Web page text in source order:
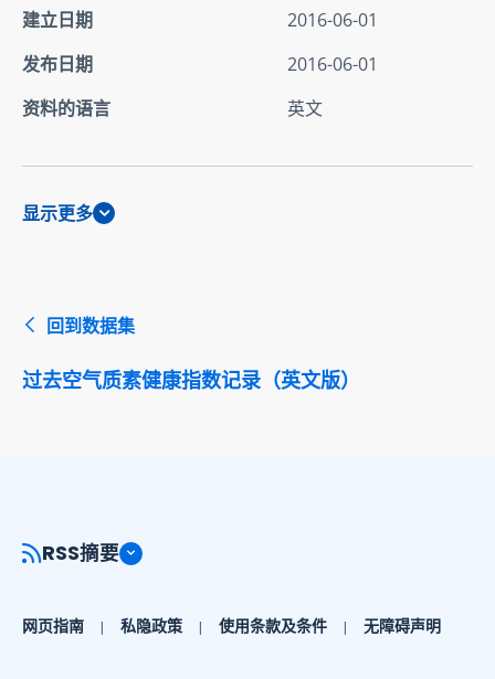
建立日期
2016-06-01
发布日期
2016-06-01
资料的语言
英文
显示更多
回到数据集
过去空气质素健康指数记录（英文版）
RSS摘要
网页指南 私隐政策 使用条款及条件 无障碍声明